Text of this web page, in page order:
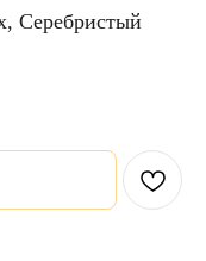
Серебристый